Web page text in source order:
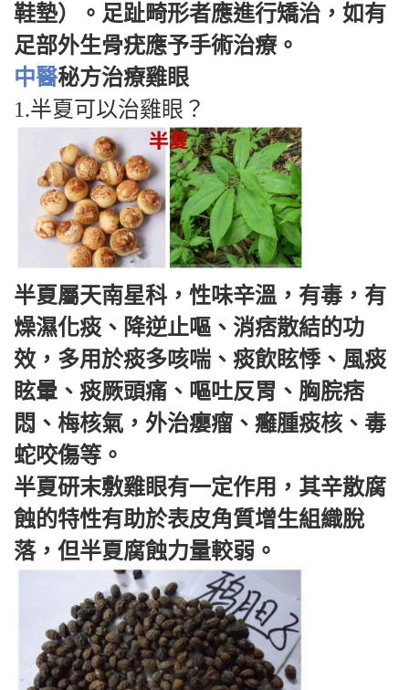
鞋墊）。足趾畸形者應進行矯治，如有
足部外生骨疣應予手術治療。
中醫秘方治療雞眼
1.半夏可以治雞眼？
半夏屬天南星科，性味辛溫，有毒，有
燥濕化痰、降逆止嘔、消痞散結的功
效，多用於痰多咳喘、痰飲眩悸、風痰
眩暈、痰厥頭痛、嘔吐反胃、胸脘痞
悶、梅核氣，外治癭瘤、癰腫痰核、毒
蛇咬傷等。
半夏研末敷雞眼有一定作用，其辛散腐
蝕的特性有助於表皮角質增生組織脫
落，但半夏腐蝕力量較弱。